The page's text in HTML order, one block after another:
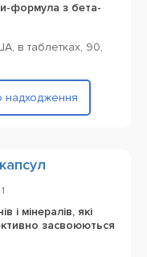
формула з бета-
в таблетках, 90,
надходження
1
і мінералів, які
засвоюються